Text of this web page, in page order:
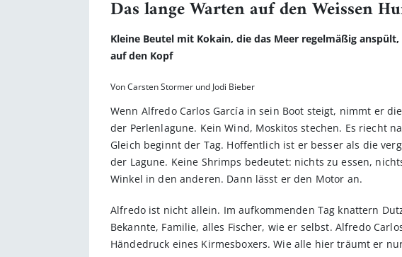
Das lange Warten auf den Weissen
Kleine Beutel mit Kokain, die das Meer regelmäßig
auf den Kopf
Von Carsten Stormer und Jodi Bieber
Wenn Alfredo Carlos García in sein Boot steigt, nimmt er
der Perlenlagune. Kein Wind, Moskitos stechen. Es riecht
Gleich beginnt der Tag. Hoffentlich ist er besser als die
der Lagune. Keine Shrimps bedeutet: nichts zu essen,
Winkel in den anderen. Dann lässt er den Motor an.
Alfredo ist nicht allein. Im aufkommenden Tag knattern
Bekannte, Familie, alles Fischer, wie er selbst. Alfredo
Händedruck eines Kirmesboxers. Wie alle hier träumt er